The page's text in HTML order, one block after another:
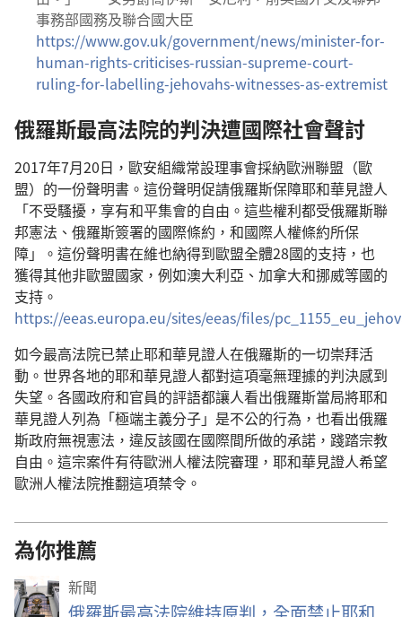
事務部國務及聯合國大臣
https://www.gov.uk/government/news/minister-for-
human-rights-criticises-russian-supreme-court-
ruling-for-labelling-jehovahs-witnesses-as-extremist
俄羅斯最高法院的判決遭國際社會聲討
2017年7月20日，歐安組織常設理事會採納歐洲聯盟（歐
盟）的一份聲明書。這份聲明促請俄羅斯保障耶和華見證人
「不受騷擾，享有和平集會的自由。這些權利都受俄羅斯聯
邦憲法、俄羅斯簽署的國際條約，和國際人權條約所保
障」。這份聲明書在維也納得到歐盟全體28國的支持，也
獲得其他非歐盟國家，例如澳大利亞、加拿大和挪威等國的
支持。
https://eeas.europa.eu/sites/eeas/files/
如今最高法院已禁止耶和華見證人在俄羅斯的一切崇拜活
動。世界各地的耶和華見證人都對這項毫無理據的判決感到
失望。各國政府和官員的評語都讓人看出俄羅斯當局將耶和
華見證人列為「極端主義分子」是不公的行為，也看出俄羅
斯政府無視憲法，違反該國在國際間所做的承諾，踐踏宗教
自由。這宗案件有待歐洲人權法院審理，耶和華見證人希望
歐洲人權法院推翻這項禁令。
為你推薦
新聞